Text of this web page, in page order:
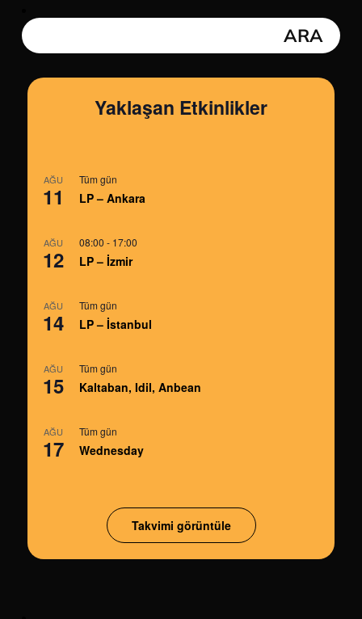
Yaklaşan Etkinlikler
AĞU
11
Tüm gün
LP – Ankara
AĞU
12
08:00 - 17:00
LP – İzmir
AĞU
14
Tüm gün
LP – İstanbul
AĞU
15
Tüm gün
Kaltaban, Idil, Anbean
AĞU
17
Tüm gün
Wednesday
Takvimi görüntüle